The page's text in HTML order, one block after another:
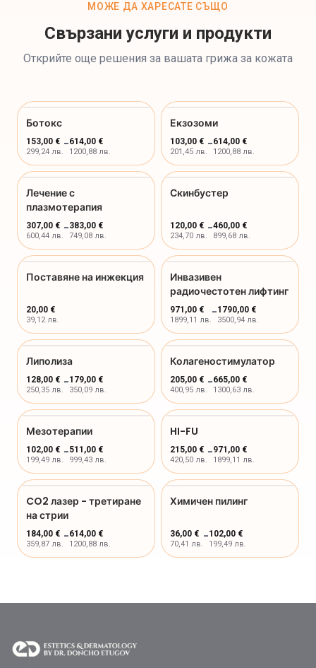
МОЖЕ ДА ХАРЕСАТЕ СЪЩО
Свързани услуги и продукти
Открийте още решения за вашата грижа за кожата
Ботокс
153,00 €
299,24 лв.
-614,00 €
1200,88 лв.
Екзозоми
103,00 €
201,45 лв.
-614,00 €
1200,88 лв.
Лечение с
плазмотерапия
307,00 €
600,44 лв.
-383,00 €
749,08 лв.
Скинбустер
120,00 €
234,70 лв.
-460,00 €
899,68 лв.
Поставяне на инжекция
20,00 €
39,12 лв.
Инвазивен
радиочестотен лифтинг
971,00 €
1899,11 лв.
-1790,00 €
3500,94 лв.
Липолиза
128,00 €
250,35 лв.
-179,00 €
350,09 лв.
Колагеностимулатор
205,00 €
400,95 лв.
-665,00 €
1300,63 лв.
Мезотерапии
102,00 €
199,49 лв.
-511,00 €
999,43 лв.
HI-FU
215,00 €
420,50 лв.
-971,00 €
1899,11 лв.
CO2 лазер - третиране
на стрии
184,00 €
359,87 лв.
-614,00 €
1200,88 лв.
Химичен пилинг
36,00 €
70,41 лв.
-102,00 €
199,49 лв.